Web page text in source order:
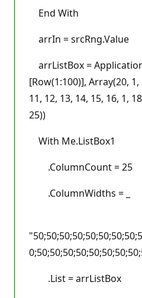
End With
arrIn = srcRng.Value
arrListBox =
[Row(1:100)], Array(20, 1,
11, 12, 13, 14, 15, 16, 1,
25))
With Me.ListBox1
.ColumnCount = 25
.ColumnWidths = _
.List = arrListBox